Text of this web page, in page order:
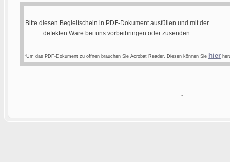
Bitte diesen Begleitschein in PDF-Dokument ausfüllen und mit der
defekten Ware bei uns vorbeibringen oder zusenden.
*Um das PDF-Dokument zu öffnen brauchen Sie Acrobat Reader. Diesen können Sie hier
.